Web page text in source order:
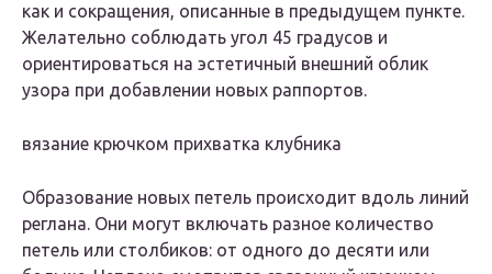
как и сокращения, описанные в предыдущем пункте.
Желательно соблюдать угол 45 градусов и
ориентироваться на эстетичный внешний облик
узора при добавлении новых раппортов.
вязание крючком прихватка клубника
Образование новых петель происходит вдоль линий
реглана. Они могут включать разное количество
петель или столбиков: от одного до десяти или